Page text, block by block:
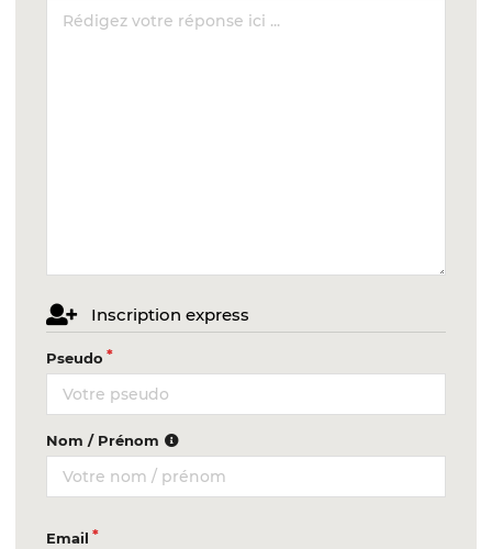
Inscription express
Pseudo
Nom / Prénom
Email